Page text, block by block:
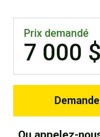
Prix demandé
7 000 $